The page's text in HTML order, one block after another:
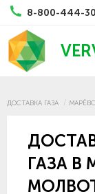
8-800-444-
ДОСТАВКА ГАЗА
ГАЗА В